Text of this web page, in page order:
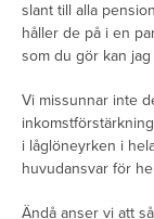
slant till alla
håller de på i en
som du gör kan jag
Vi missunnar inte
i låglöneyrken i
huvudansvar för
Ändå anser vi att